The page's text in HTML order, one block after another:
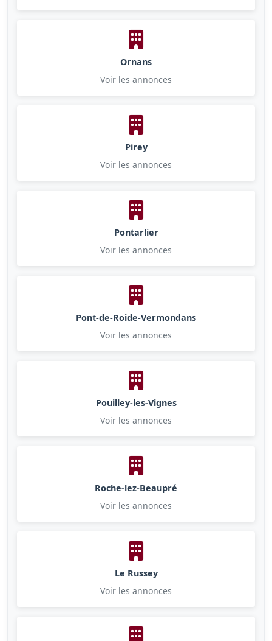
Ornans
Voir les annonces
Pirey
Voir les annonces
Pontarlier
Voir les annonces
Pont-de-Roide-Vermondans
Voir les annonces
Pouilley-les-Vignes
Voir les annonces
Roche-lez-Beaupré
Voir les annonces
Le Russey
Voir les annonces